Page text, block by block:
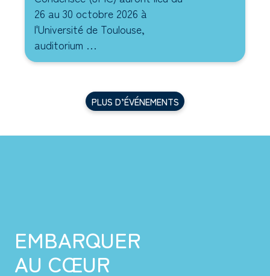
26 au 30 octobre 2026 à
l'Université de Toulouse,
auditorium …
PLUS D’ÉVÉNEMENTS
EMBARQUER
AU CŒUR